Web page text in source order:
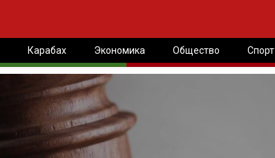
Карабах Экономика Общество Спорт